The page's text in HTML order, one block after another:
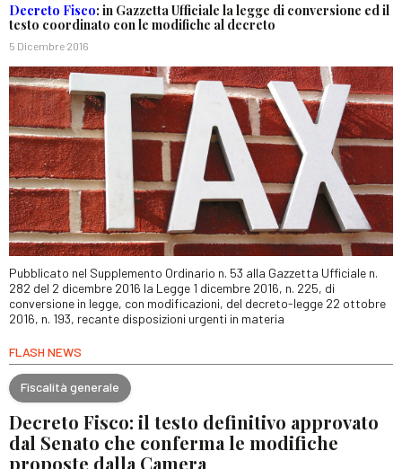
Decreto Fisco: in Gazzetta Ufficiale la legge di conversione ed il
testo coordinato con le modifiche al decreto
5 Dicembre 2016
Pubblicato nel Supplemento Ordinario n. 53 alla Gazzetta Ufficiale n.
282 del 2 dicembre 2016 la Legge 1 dicembre 2016, n. 225, di
conversione in legge, con modificazioni, del decreto-legge 22 ottobre
2016, n. 193, recante disposizioni urgenti in materia
FLASH NEWS
Fiscalità generale
Decreto Fisco: il testo definitivo approvato
dal Senato che conferma le modifiche
proposte dalla Camera